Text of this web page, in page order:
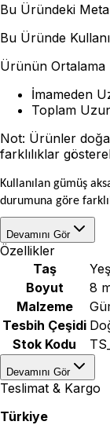
Bu Üründeki
Bu Üründe
Ürünün Ortalama
İmameden
Toplam
Not: Ürünler
farklılıklar
Kullanılan gümüş
durumuna göre
Devamını Gör
Özellikler
Taş
Boyut
8
Malzeme
Tesbih Çeşidi
Stok Kodu
Devamını Gör
Teslimat & Kargo
Türkiye